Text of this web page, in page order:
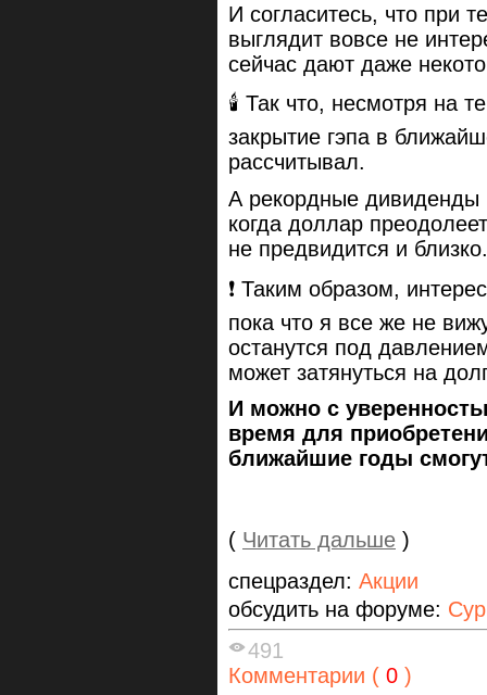
И согласитесь, что при
выглядит вовсе не
сейчас дают даже
🕯 Так что, несмотря на
закрытие гэпа в
рассчитывал.
А рекордные дивиденды
когда доллар
не предвидится и близко.
❗️ Таким образом,
пока что я все же не
останутся под
может затянуться на
И можно с
время для
ближайшие годы
( Читать дальше )
спецраздел: Акции
обсудить на форуме:
491
Комментарии ( 0 )